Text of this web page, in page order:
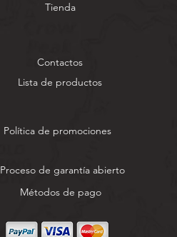
Tienda
Contactos
Lista de productos
Política de promociones
Proceso de garantía abierto
Métodos de pago